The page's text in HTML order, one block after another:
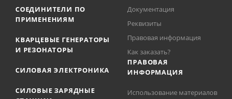
СОЕДИНИТЕЛИ ПО
ПРИМЕНЕНИЯМ
КВАРЦЕВЫЕ ГЕНЕРАТОРЫ
И РЕЗОНАТОРЫ
СИЛОВАЯ ЭЛЕКТРОНИКА
СИЛОВЫЕ ЗАРЯДНЫЕ
Документация
Реквизиты
Правовая информация
Как заказать?
ПРАВОВАЯ
ИНФОРМАЦИЯ
Использование материалов